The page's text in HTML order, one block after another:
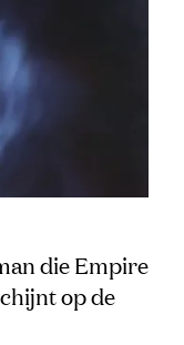
die Empire
op de